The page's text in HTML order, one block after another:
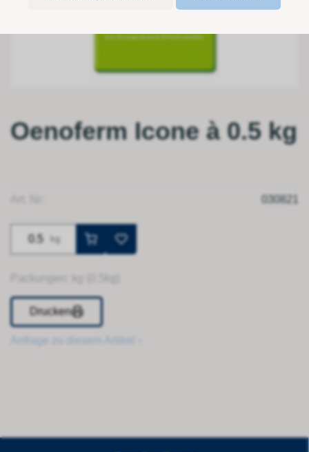
Oenoferm Icone à 0.5 kg
030821
kg
Drucken
Anfrage zu diesem Artikel ›